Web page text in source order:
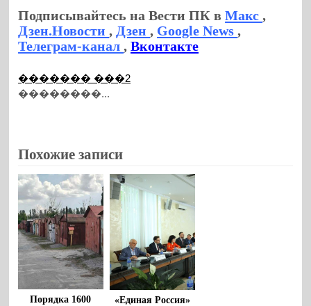
Подписывайтесь на Вести ПК вМакс,
Дзен.Новости,Дзен, Google News,
Телеграм-канал,Вконтакте
������� ���2
��������...
Похожие записи
Порядка 1600
«Единая Россия»